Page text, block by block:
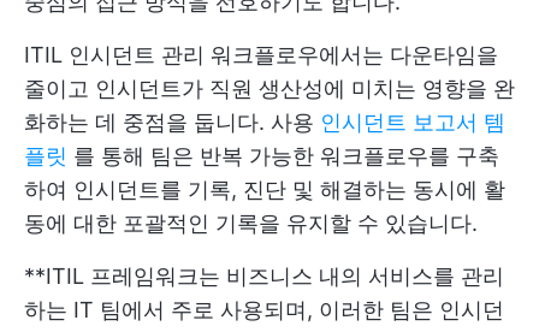
ITIL 인시던트 관리 워크플로우에서는 다운타임을
줄이고 인시던트가 직원 생산성에 미치는 영향을 완
화하는 데 중점을 둡니다. 사용 인시던트 보고서 템
플릿 를 통해 팀은 반복 가능한 워크플로우를 구축
하여 인시던트를 기록, 진단 및 해결하는 동시에 활
동에 대한 포괄적인 기록을 유지할 수 있습니다.
**ITIL 프레임워크는 비즈니스 내의 서비스를 관리
하는 IT 팀에서 주로 사용되며, 이러한 팀은 인시던